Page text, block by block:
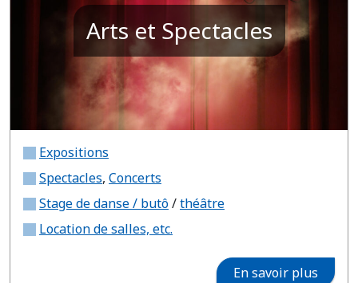
Arts et Spectacles
Expositions
Spectacles, Concerts
Stage de danse / butô/théâtre
Location de salles, etc.
En savoir plus